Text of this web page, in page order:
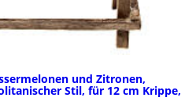
und Zitronen,
Stil, für 12 cm Krippe,